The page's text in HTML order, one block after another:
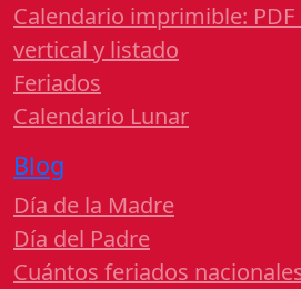
Calendario imprimible:
vertical y listado
Feriados
Calendario Lunar
Blog
Día de la Madre
Día del Padre
Cuántos feriados